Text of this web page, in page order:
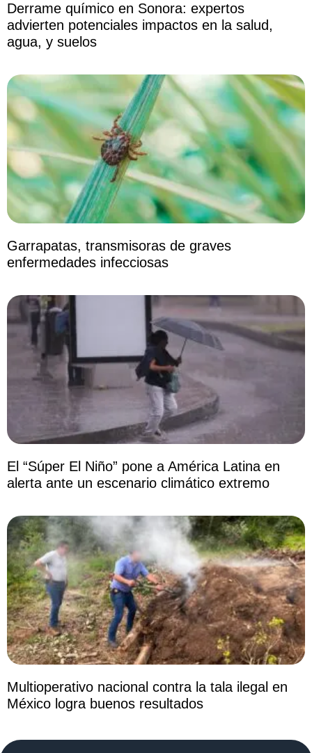
Derrame químico en Sonora: expertos
advierten potenciales impactos en la salud,
agua, y suelos
Garrapatas, transmisoras de graves
enfermedades infecciosas
El “Súper El Niño” pone a América Latina en
alerta ante un escenario climático extremo
Multioperativo nacional contra la tala ilegal en
México logra buenos resultados